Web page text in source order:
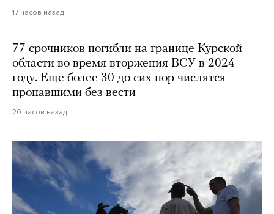
17 часов назад
77 срочников погибли на границе Курской
области во время вторжения ВСУ в 2024
году. Еще более 30 до сих пор числятся
пропавшими без вести
20 часов назад